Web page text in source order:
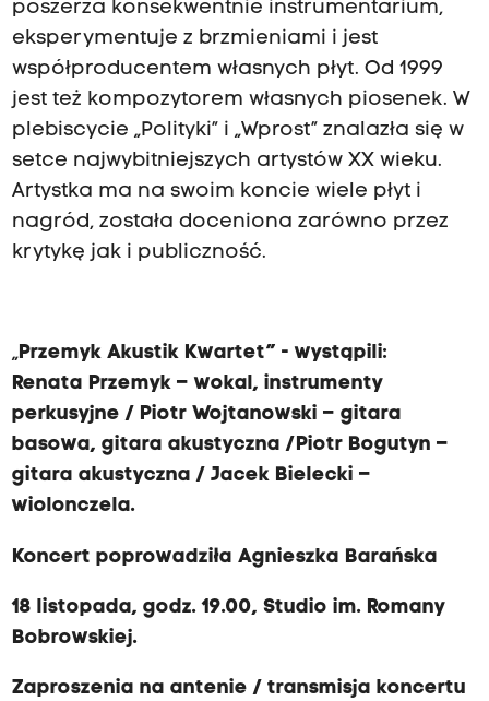
poszerza konsekwentnie instrumentarium,
eksperymentuje z brzmieniami i jest
współproducentem własnych płyt. Od 1999
jest też kompozytorem własnych piosenek. W
plebiscycie „Polityki” i „Wprost” znalazła się w
setce najwybitniejszych artystów XX wieku.
Artystka ma na swoim koncie wiele płyt i
nagród, została doceniona zarówno przez
krytykę jak i publiczność.
„Przemyk Akustik Kwartet” - wystąpili:
Renata Przemyk – wokal, instrumenty
perkusyjne / Piotr Wojtanowski – gitara
basowa, gitara akustyczna /Piotr Bogutyn –
gitara akustyczna / Jacek Bielecki –
wiolonczela.
Koncert poprowadziła Agnieszka Barańska
18 listopada, godz. 19.00, Studio im. Romany
Bobrowskiej.
Zaproszenia na antenie / transmisja koncertu